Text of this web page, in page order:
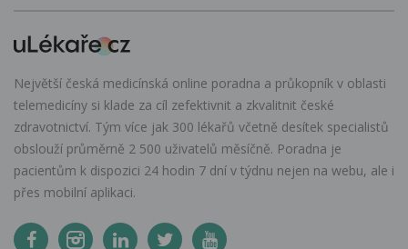
Největší česká medicínská online poradna a průkopník v oblasti
telemedicíny si klade za cíl zefektivnit a zkvalitnit české
zdravotnictví. Tým více jak 300 lékařů včetně desítek specialistů
obslouží průměrně 2 500 uživatelů měsíčně. Poradna je
pacientům k dispozici 24 hodin 7 dní v týdnu nejen na webu, ale i
přes mobilní aplikaci.